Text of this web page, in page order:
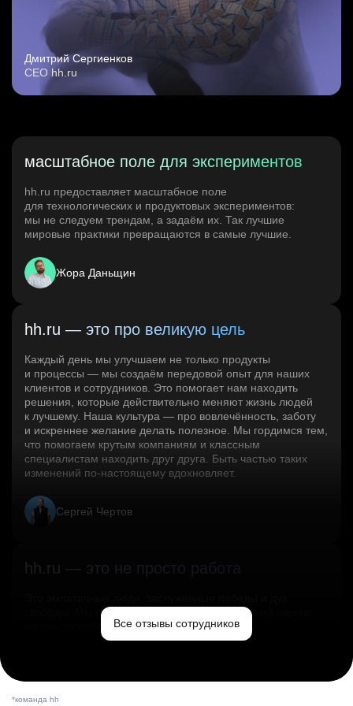
Дмитрий Сергиенков
CEO hh.ru
масштабное поле для экспериментов
hh.ru предоставляет масштабное поле
для технологических и продуктовых экспериментов:
мы не следуем трендам, а задаём их. Так лучшие
мировые практики превращаются в самые лучшие.
Жора Даньщин
hh.ru — это про великую цель
Каждый день мы улучшаем не только продукты
и процессы — мы создаём передовой опыт для наших
клиентов и сотрудников. Это помогает нам находить
решения, которые действительно меняют жизнь людей
к лучшему. Наша культура — про вовлечённость, заботу
и искреннее желание делать полезное. Мы гордимся тем,
что помогаем крутым компаниям и классным
специалистам находить друг друга. Быть частью таких
изменений по‑настоящему вдохновляет.
Сергей Чертов
hh.ru — это не просто работа
свободы. Мы помогаем миру и создаём лучший сервис
по поиску работы в стране.Все отзывы сотрудников
*команда hh